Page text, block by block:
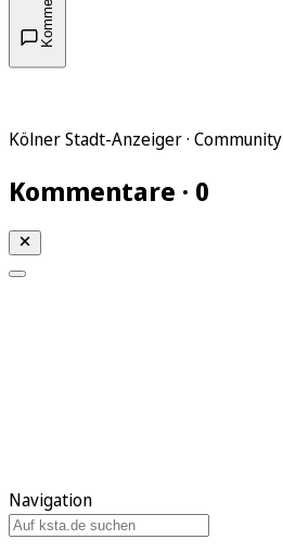
Kölner Stadt-Anzeiger · Community
Kommentare · 0
Navigation